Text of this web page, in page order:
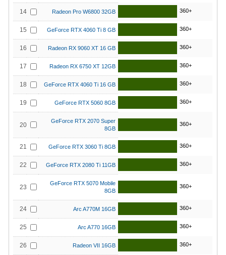
14 Radeon Pro W6800 32GB 360+
15 GeForce RTX 4060 Ti 8 GB 360+
16 Radeon RX 9060 XT 16 GB 360+
17 Radeon RX 6750 XT 12GB 360+
18 GeForce RTX 4060 Ti 16 GB 360+
19 GeForce RTX 5060 8GB 360+
20
GeForce RTX 2070 Super
8GB
360+
21 GeForce RTX 3060 Ti 8GB 360+
22 GeForce RTX 2080 Ti 11GB 360+
23
GeForce RTX 5070 Mobile
8GB
360+
24 Arc A770M 16GB 360+
25 Arc A770 16GB 360+
26 Radeon VII 16GB 360+